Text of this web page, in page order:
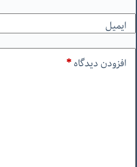
ایمیل
افزودن دیدگاه*